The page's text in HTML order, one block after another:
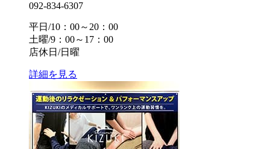
092-834-6307
平日/10：00～20：00
土曜/9：00～17：00
店休日/日曜
詳細を見る